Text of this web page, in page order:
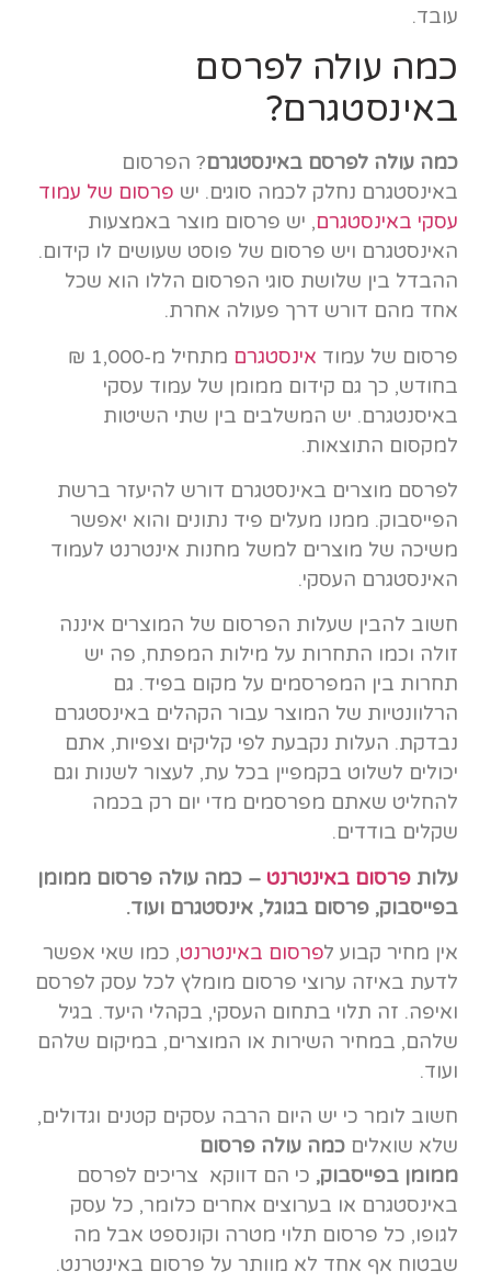
עובד.
כמה עולה לפרסם
באינסטגרם?
כמה עולה לפרסם באינסטגרם? הפרסום
באינסטגרם נחלק לכמה סוגים. יש פרסום של עמוד
עסקי באינסטגרם, יש פרסום מוצר באמצעות
האינסטגרם ויש פרסום של פוסט שעושים לו קידום.
ההבדל בין שלושת סוגי הפרסום הללו הוא שכל
אחד מהם דורש דרך פעולה אחרת.
פרסום של עמוד אינסטגרם
מתחיל מ-1,000 ₪
בחודש, כך גם קידום ממומן של עמוד עסקי
באיסנטגרם. יש המשלבים בין שתי השיטות
למקסום התוצאות.
לפרסם מוצרים באינסטגרם דורש להיעזר ברשת
הפייסבוק. ממנו מעלים פיד נתונים והוא יאפשר
משיכה של מוצרים למשל מחנות אינטרנט לעמוד
האינסטגרם העסקי.
חשוב להבין שעלות הפרסום של המוצרים איננה
זולה וכמו התחרות על מילות המפתח, פה יש
תחרות בין המפרסמים על מקום בפיד. גם
הרלוונטיות של המוצר עבור הקהלים באינסטגרם
נבדקת. העלות נקבעת לפי קליקים וצפיות, אתם
יכולים לשלוט בקמפיין בכל עת, לעצור לשנות וגם
להחליט שאתם מפרסמים מדי יום רק בכמה
שקלים בודדים.
עלות פרסום באינטרנט – כמה עולה פרסום ממומן
בפייסבוק, פרסום בגוגל, אינסטגרם ועוד.
אין מחיר קבוע לפרסום באינטרנט, כמו שאי אפשר
לדעת באיזה ערוצי פרסום מומלץ לכל עסק לפרסם
ואיפה. זה תלוי בתחום העסקי, בקהלי היעד. בגיל
שלהם, במחיר השירות או המוצרים, במיקום שלהם
ועוד.
חשוב לומר כי יש היום הרבה עסקים קטנים וגדולים,
שלא שואלים כמה עולה פרסום
ממומן בפייסבוק, כי הם דווקא צריכים לפרסם
באינסטגרם או בערוצים אחרים כלומר, כל עסק
לגופו, כל פרסום תלוי מטרה וקונספט אבל מה
שבטוח אף אחד לא מוותר על פרסום באינטרנט.